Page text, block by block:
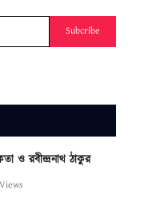
Subcribe
ও রবীন্দ্রনাথ ঠাকুর